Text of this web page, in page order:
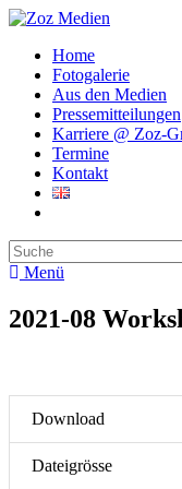
Home
Fotogalerie
Aus den Medien
Pressemitteilungen
Karriere @ Zoz-
Termine
Kontakt
Menü
2021-08
Download
Dateigrösse